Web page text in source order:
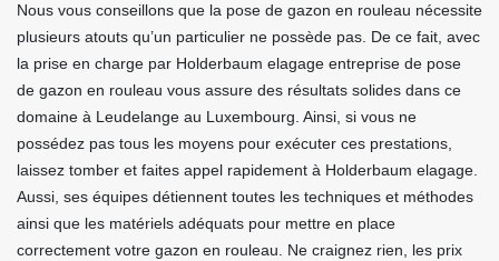
Nous vous conseillons que la pose de gazon en rouleau nécessite
plusieurs atouts qu’un particulier ne possède pas. De ce fait, avec
la prise en charge par Holderbaum elagage entreprise de pose
de gazon en rouleau vous assure des résultats solides dans ce
domaine à Leudelange au Luxembourg. Ainsi, si vous ne
possédez pas tous les moyens pour exécuter ces prestations,
laissez tomber et faites appel rapidement à Holderbaum elagage.
Aussi, ses équipes détiennent toutes les techniques et méthodes
ainsi que les matériels adéquats pour mettre en place
correctement votre gazon en rouleau. Ne craignez rien, les prix